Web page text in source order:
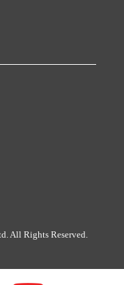
All Rights Reserved.